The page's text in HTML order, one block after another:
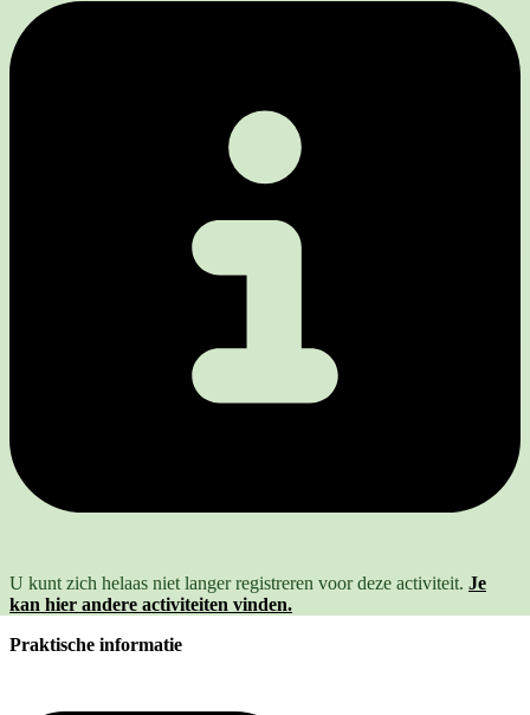
U kunt zich helaas niet langer registreren voor deze activiteit. Je
kan hier andere activiteiten vinden.
Praktische informatie